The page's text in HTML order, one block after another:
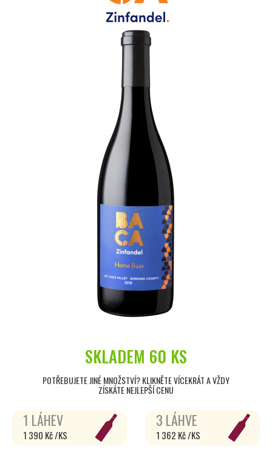
SKLADEM 60 KS
POTŘEBUJETE JINÉ MNOŽSTVÍ? KLIKNĚTE VÍCEKRÁT A VŽDY
ZÍSKÁTE NEJLEPŠÍ CENU
1 LÁHEV
1 390 Kč /KS
3 LÁHVE
1 362 Kč /KS